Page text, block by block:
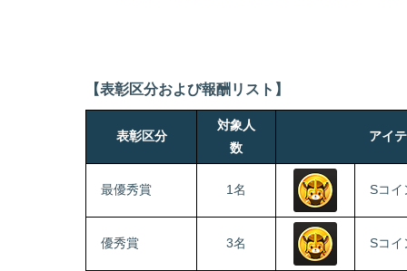
【表彰区分および報酬リスト】
表彰区分
対象人
数
アイ
最優秀賞 1名 Sコイ
優秀賞 3名 Sコイ